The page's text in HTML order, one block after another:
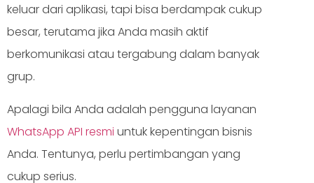
keluar dari aplikasi, tapi bisa berdampak cukup
besar, terutama jika Anda masih aktif
berkomunikasi atau tergabung dalam banyak
grup.
Apalagi bila Anda adalah pengguna layanan
WhatsApp API resmi untuk kepentingan bisnis
Anda. Tentunya, perlu pertimbangan yang
cukup serius.